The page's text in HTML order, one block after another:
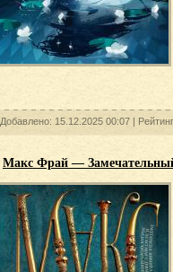
Добавлено: 15.12.2025 00:07 |
Макс Фрай —